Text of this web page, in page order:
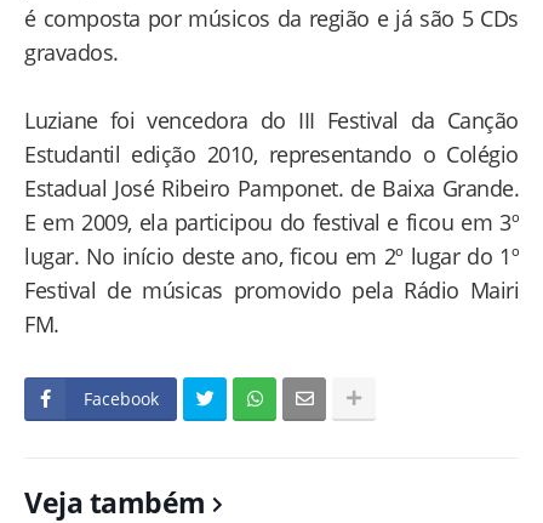
é composta por músicos da região e já são 5 CDs
gravados.
Luziane foi vencedora do III Festival da Canção
Estudantil edição 2010, representando o Colégio
Estadual José Ribeiro Pamponet. de Baixa Grande.
E em 2009, ela participou do festival e ficou em 3º
lugar. No início deste ano, ficou em 2º lugar do 1º
Festival de músicas promovido pela Rádio Mairi
FM.
Facebook
Veja também